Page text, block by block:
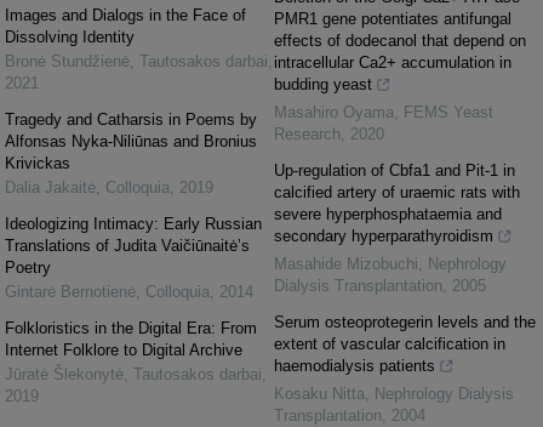
Images and Dialogs in the Face of
Dissolving Identity
Bronė Stundžienė, Tautosakos darbai,
2021
Tragedy and Catharsis in Poems by
Alfonsas Nyka-Niliūnas and Bronius
Krivickas
Dalia Jakaitė, Colloquia, 2019
Ideologizing Intimacy: Early Russian
Translations of Judita Vaičiūnaitė’s
Poetry
Gintarė Bernotienė, Colloquia, 2014
Folkloristics in the Digital Era: From
Internet Folklore to Digital Archive
Jūratė Šlekonytė, Tautosakos darbai,
2019
PMR1 gene potentiates antifungal
effects of dodecanol that depend on
intracellular Ca2+ accumulation in
budding yeast
Masahiro Oyama, FEMS Yeast
Research, 2020
Up-regulation of Cbfa1 and Pit-1 in
calcified artery of uraemic rats with
severe hyperphosphataemia and
secondary hyperparathyroidism
Masahide Mizobuchi, Nephrology
Dialysis Transplantation, 2005
Serum osteoprotegerin levels and the
extent of vascular calcification in
haemodialysis patients
Kosaku Nitta, Nephrology Dialysis
Transplantation, 2004